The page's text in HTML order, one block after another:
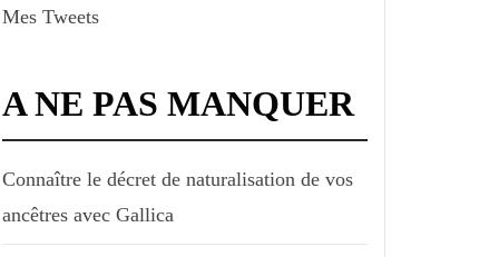
Mes Tweets
A NE PAS MANQUER
Connaître le décret de naturalisation de vos
ancêtres avec Gallica